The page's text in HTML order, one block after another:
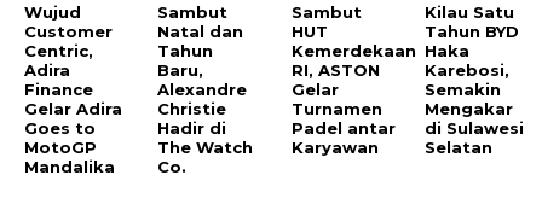
Wujud
Customer
Centric,
Adira
Finance
Gelar Adira
Goes to
MotoGP
Mandalika
Sambut
Natal dan
Tahun
Baru,
Alexandre
Christie
Hadir di
The Watch
Co.
Sambut
HUT
Kemerdekaan
RI, ASTON
Gelar
Turnamen
Padel antar
Karyawan
Kilau Satu
Tahun BYD
Haka
Karebosi,
Semakin
Mengakar
di Sulawesi
Selatan